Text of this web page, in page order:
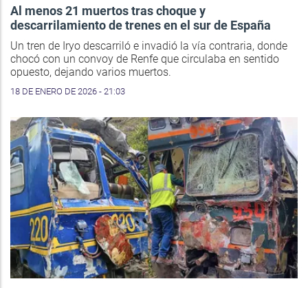
Al menos 21 muertos tras choque y
descarrilamiento de trenes en el sur de España
Un tren de Iryo descarriló e invadió la vía contraria, donde
chocó con un convoy de Renfe que circulaba en sentido
opuesto, dejando varios muertos.
18 DE ENERO DE 2026 - 21:03